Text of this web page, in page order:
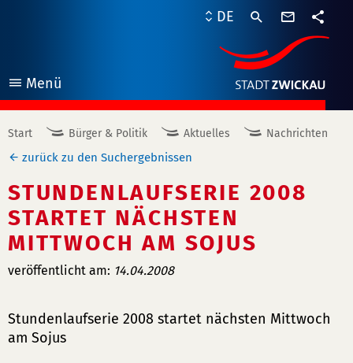
Menü
öffnen
DE
Start Bürger & Politik Aktuelles Nachrichten
zurück zu den Suchergebnissen
STUNDENLAUFSERIE 2008
STARTET NÄCHSTEN
MITTWOCH AM SOJUS
veröffentlicht am: 14.04.2008
Stundenlaufserie 2008 startet nächsten Mittwoch
am Sojus